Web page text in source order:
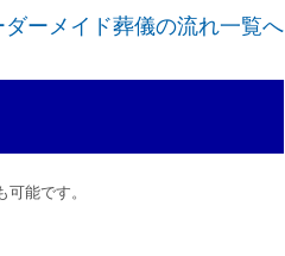
ダーメイド葬儀の流れ一覧へ
能です。